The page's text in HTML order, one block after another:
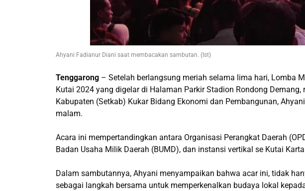
Ahyani Fadianur Diani saat membacakan sambutan. (Ist)
Tenggarong – Setelah berlangsung meriah selama lima hari, Lomba
Kutai 2024 yang digelar di Halaman Parkir Stadion Rondong
Kabupaten (Setkab) Kukar Bidang Ekonomi dan Pembangunan,
malam.
Acara ini mempertandingkan antara Organisasi Perangkat Daerah
Badan Usaha Milik Daerah (BUMD), dan instansi vertikal se Kutai
Dalam sambutannya, Ahyani menyampaikan bahwa acar ini, tidak
sebagai langkah bersama untuk memperkenalkan budaya lokal